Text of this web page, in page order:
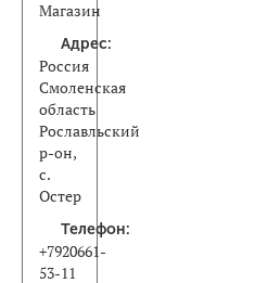
Магазин
Адрес:
Россия
Смоленская
область
Рославльский
р-он,
с.
Остер
Телефон:
+7920661-
53-11